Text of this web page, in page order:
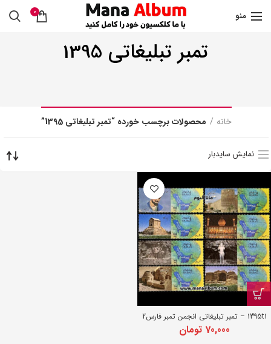
منو 0
تمبر تبلیغاتی 1395
خانه محصولات برچسب خورده “تمبر تبلیغاتی 1395”
نمایش سایدبار
1395t1 – تمبر تبلیغاتی انجمن تمبر فارس2
70,000 تومان